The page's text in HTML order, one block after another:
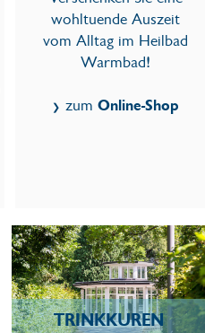
wohltuende Auszeit
vom Alltag im Heilbad
Warmbad!
zumOnline-Shop
TRINKKUREN